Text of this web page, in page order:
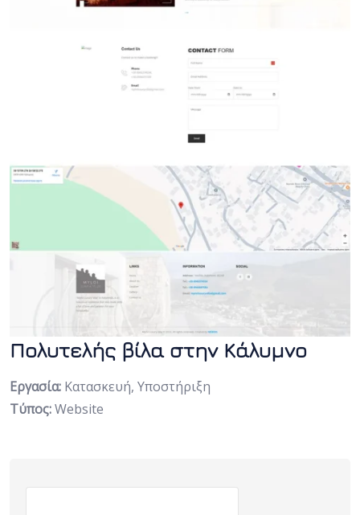
Πολυτελής βίλα στην Κάλυμνο
Εργασία: Κατασκευή, Υποστήριξη
Τύπος:Website